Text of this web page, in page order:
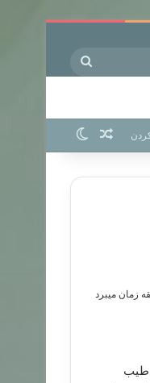
نوشته تصادفی
رجب طیب